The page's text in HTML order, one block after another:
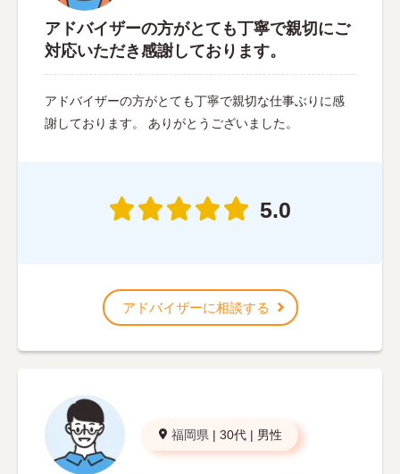
アドバイザーの方がとても丁寧で親切にご
対応いただき感謝しております。
アドバイザーの方がとても丁寧で親切な仕事ぶりに感
謝しております。 ありがとうございました。
5.0
アドバイザーに相談する
福岡県 | 30代 | 男性